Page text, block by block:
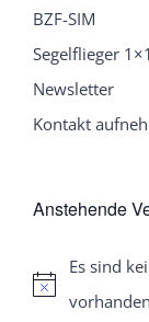
BZF-SIM
Segelflieger 1×1
Newsletter
Kontakt
Anstehende
Hinweis
Es sind